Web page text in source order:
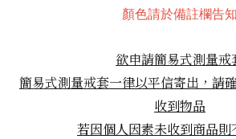
顏色請於備註欄告知
欲申請簡易式測量戒
簡易式測量戒套一律以平信寄出，請
收到物品
若因個人因素未收到商品則